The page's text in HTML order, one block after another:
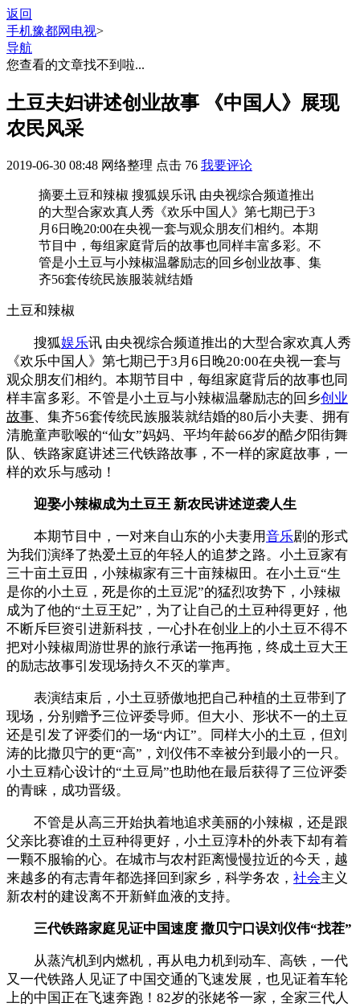
返回
手机豫都网 电视>
导航
您查看的文章找不到啦...
土豆夫妇讲述创业故事 《中国人》展现
农民风采
2019-06-30 08:48 网络整理 点击 76 我要评论
摘要土豆和辣椒 搜狐娱乐讯 由央视综合频道推出
的大型合家欢真人秀《欢乐中国人》第七期已于3
月6日晚20:00在央视一套与观众朋友们相约。本期
节目中，每组家庭背后的故事也同样丰富多彩。不
管是小土豆与小辣椒温馨励志的回乡创业故事、集
齐56套传统民族服装就结婚
土豆和辣椒
搜狐娱乐讯 由央视综合频道推出的大型合家欢真人秀
《欢乐中国人》第七期已于3月6日晚20:00在央视一套与
观众朋友们相约。本期节目中，每组家庭背后的故事也同
样丰富多彩。不管是小土豆与小辣椒温馨励志的回乡创业
故事、集齐56套传统民族服装就结婚的80后小夫妻、拥有
清脆童声歌喉的“仙女”妈妈、平均年龄66岁的酷夕阳街舞
队、铁路家庭讲述三代铁路故事，不一样的家庭故事，一
样的欢乐与感动！
迎娶小辣椒成为土豆王 新农民讲述逆袭人生
本期节目中，一对来自山东的小夫妻用音乐剧的形式
为我们演绎了热爱土豆的年轻人的追梦之路。小土豆家有
三十亩土豆田，小辣椒家有三十亩辣椒田。在小土豆“生
是你的小土豆，死是你的土豆泥”的猛烈攻势下，小辣椒
成为了他的“土豆王妃”，为了让自己的土豆种得更好，他
不断斥巨资引进新科技，一心扑在创业上的小土豆不得不
把对小辣椒周游世界的旅行承诺一拖再拖，终成土豆大王
的励志故事引发现场持久不灭的掌声。
表演结束后，小土豆骄傲地把自己种植的土豆带到了
现场，分别赠予三位评委导师。但大小、形状不一的土豆
还是引发了评委们的一场“内讧”。同样大小的土豆，但刘
涛的比撒贝宁的更“高”，刘仪伟不幸被分到最小的一只。
小土豆精心设计的“土豆局”也助他在最后获得了三位评委
的青睐，成功晋级。
不管是从高三开始执着地追求美丽的小辣椒，还是跟
父亲比赛谁的土豆种得更好，小土豆淳朴的外表下却有着
一颗不服输的心。在城市与农村距离慢慢拉近的今天，越
来越多的有志青年都选择回到家乡，科学务农， 社会主义
新农村的建设离不开新鲜血液的支持。
三代铁路家庭见证中国速度 撒贝宁口误刘仪伟“找茬”
从蒸汽机到内燃机，再从电力机到动车、高铁，一代
又一代铁路人见证了中国交通的飞速发展，也见证着车轮
上的中国正在飞速奔跑！82岁的张姥爷一家，全家三代人